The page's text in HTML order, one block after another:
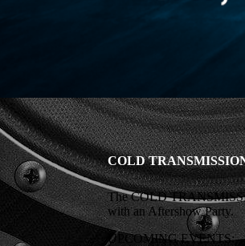
COLD
The COLD
with an Aftershow Party.
UPCOMING EVENTS: